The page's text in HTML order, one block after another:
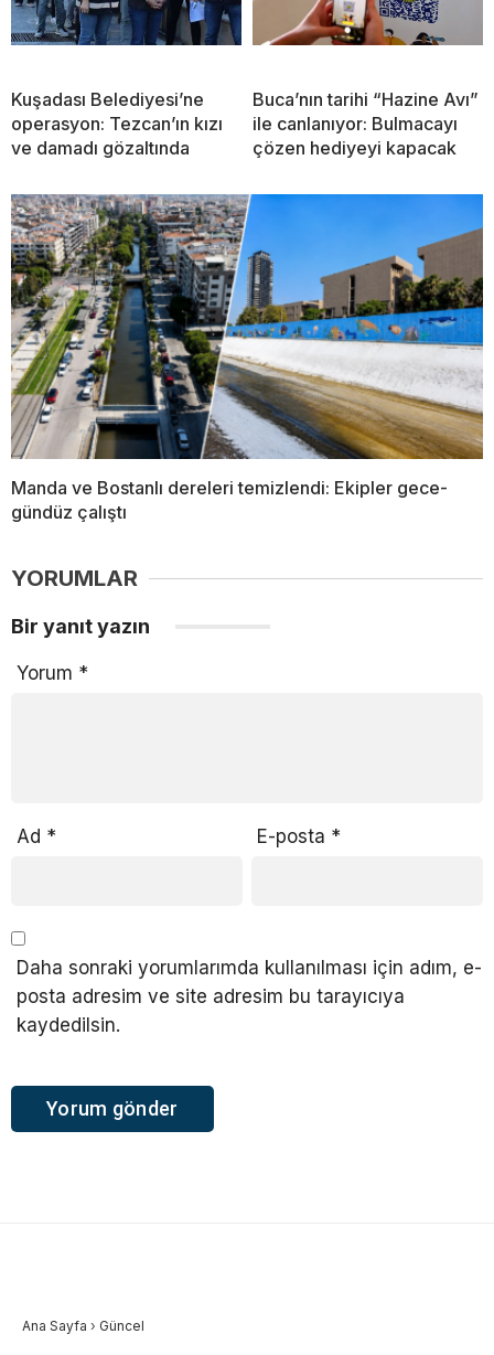
Kuşadası Belediyesi’ne
operasyon: Tezcan’ın kızı
ve damadı gözaltında
Buca’nın tarihi “Hazine Avı”
ile canlanıyor: Bulmacayı
çözen hediyeyi kapacak
Manda ve Bostanlı dereleri temizlendi: Ekipler gece-
gündüz çalıştı
YORUMLAR
Bir yanıt yazın
Yorum *
Ad * E-posta *
Daha sonraki yorumlarımda kullanılması için adım, e-
posta adresim ve site adresim bu tarayıcıya
kaydedilsin.
Ana Sayfa › Güncel